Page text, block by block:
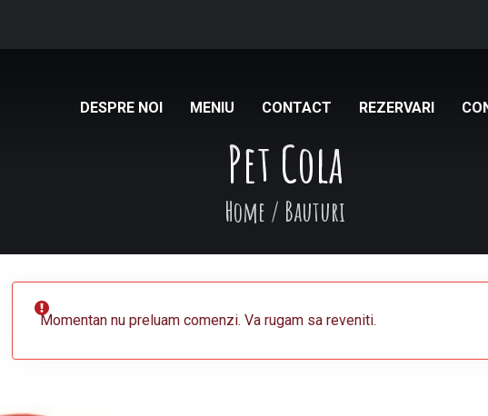
DESPRE NOI MENIU CONTACT REZERVARI
Pet Cola
Home / Bauturi
Momentan nu preluam comenzi. Va rugam sa reveniti.